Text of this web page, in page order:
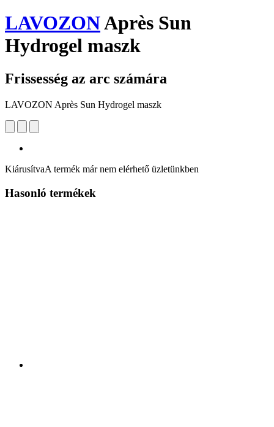
LAVOZONAprès Sun
Hydrogel maszk
Frissesség az arc számára
LAVOZON Après Sun Hydrogel maszk
KiárusítvaA termék már nem elérhető üzletünkben
Hasonló termékek